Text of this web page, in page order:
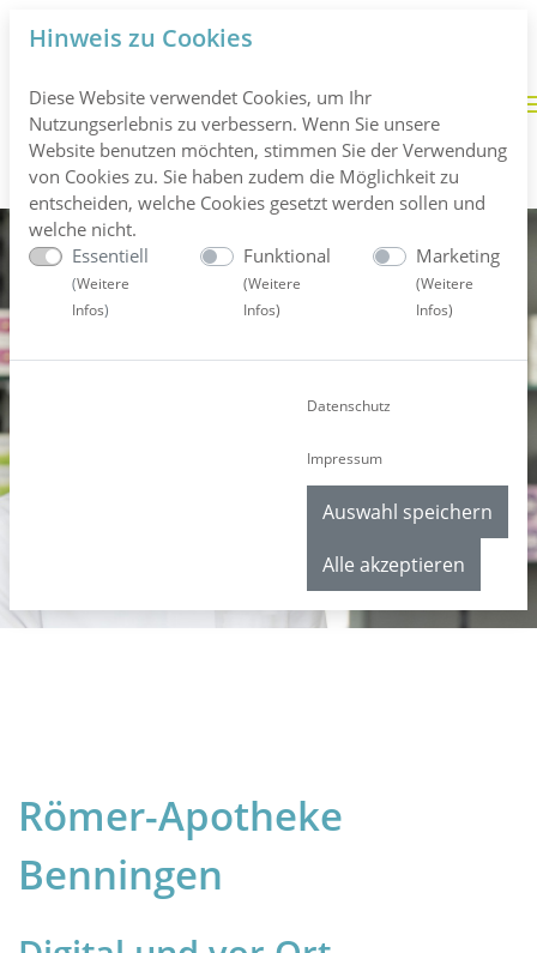
Römer-Apotheke
Benningen
Hinweis zu Cookies
Diese Website verwendet Cookies, um Ihr
Nutzungserlebnis zu verbessern. Wenn Sie unsere
Website benutzen möchten, stimmen Sie der Verwendung
von Cookies zu. Sie haben zudem die Möglichkeit zu
entscheiden, welche Cookies gesetzt werden sollen und
welche nicht.
Essentiell
(Weitere
Infos)
Funktional
(Weitere
Infos)
Marketing
(Weitere
Infos)
Datenschutz
Impressum
Auswahl speichern
Alle akzeptieren